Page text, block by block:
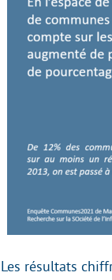
Les résultats